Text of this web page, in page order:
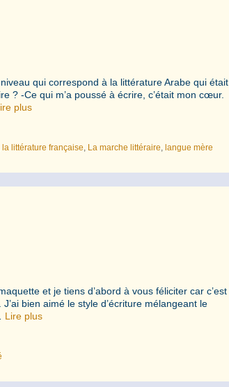
qui correspond à la littérature Arabe qui était
? -Ce qui m’a poussé à écrire, c’était mon cœur.
plus
la littérature française, La marche littéraire, langue mère
et je tiens d’abord à vous féliciter car c’est
bien aimé le style d’écriture mélangeant le
Lire plus